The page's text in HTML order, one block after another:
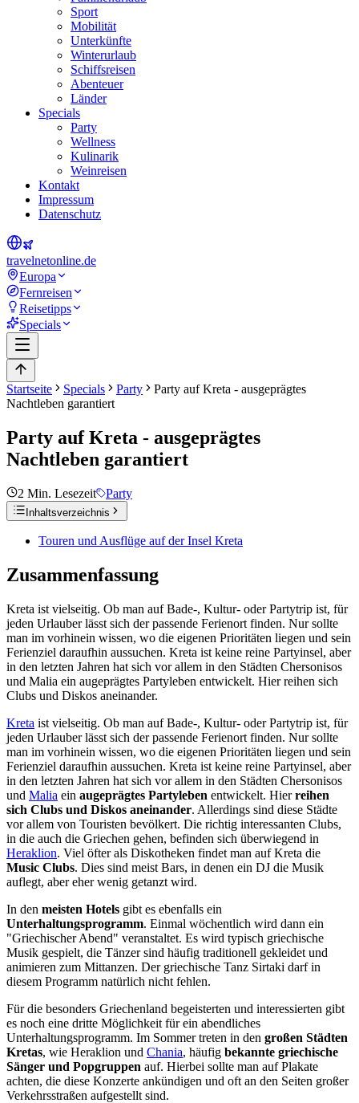
Sport
Mobilität
Unterkünfte
Winterurlaub
Schiffsreisen
Abenteuer
Länder
Specials
Party
Wellness
Kulinarik
Weinreisen
Kontakt
Impressum
Datenschutz
travelnetonline.de
Europa
Fernreisen
Reisetipps
Specials
Startseite Specials Party
Party auf Kreta - ausgeprägtes
Nachtleben garantiert
Party auf Kreta - ausgeprägtes
Nachtleben garantiert
2 Min. Lesezeit Party
Inhaltsverzeichnis
Touren und Ausflüge auf der Insel Kreta
Zusammenfassung
Kreta ist vielseitig. Ob man auf Bade-, Kultur- oder Partytrip ist, für
jeden Urlauber lässt sich der passende Ferienort finden. Nur sollte
man im vorhinein wissen, wo die eigenen Prioritäten liegen und sein
Ferienziel daraufhin aussuchen. Kreta ist keine reine Partyinsel, aber
in den letzten Jahren hat sich vor allem in den Städten Chersonisos
und Malia ein augeprägtes Partyleben entwickelt. Hier reihen sich
Clubs und Diskos aneinander.
Kreta ist vielseitig. Ob man auf Bade-, Kultur- oder Partytrip ist, für
jeden Urlauber lässt sich der passende Ferienort finden. Nur sollte
man im vorhinein wissen, wo die eigenen Prioritäten liegen und sein
Ferienziel daraufhin aussuchen. Kreta ist keine reine Partyinsel, aber
in den letzten Jahren hat sich vor allem in den Städten Chersonisos
und Malia ein augeprägtes Partyleben entwickelt. Hierreihen
sich Clubs und Diskos aneinander. Allerdings sind diese Städte
vor allem von Touristen bevölkert. Die richtig interessanten Clubs,
in die auch die Griechen gehen, befinden sich überwiegend in
Heraklion. Viel öfter als Diskotheken findet man auf Kreta die
Music Clubs. Dies sind meist Bars, in denen ein DJ die Musik
auflegt, aber eher wenig getanzt wird.
In den meisten Hotels gibt es ebenfalls ein
Unterhaltungsprogramm. Einmal wöchentlich wird dann ein
"Griechischer Abend" veranstaltet. Es wird typisch griechische
Musik gespielt, die Tänzer sind häufig traditionell gekleidet und
animieren zum Mittanzen. Der griechische Tanz Sirtaki darf in
diesem Programm natürlich nicht fehlen.
Für die besonders Griechenland begeisterten und interessierten gibt
es noch eine dritte Möglichkeit für ein abendliches
Unterhaltungsprogramm. Im Sommer treten in den großen Städten
Kretas, wie Heraklion und Chania, häufig bekannte griechische
Sänger und Popgruppen auf. Hierbei sollte man auf Plakate
achten, die diese Konzerte ankündigen und oft an den Seiten großer
Verkehrsstraßen aufgestellt sind.